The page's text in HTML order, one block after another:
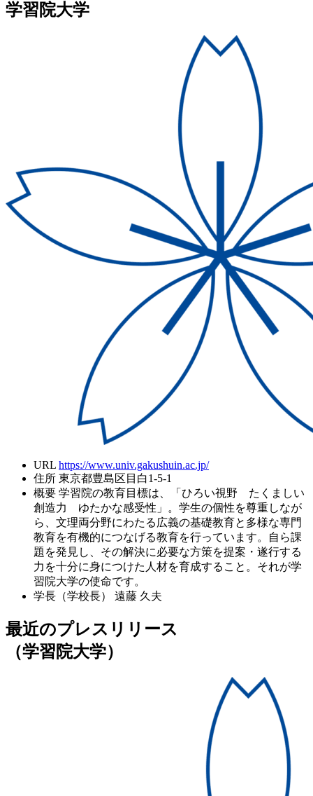
学習院大学
URL https://www.univ.gakushuin.ac.jp/
住所 東京都豊島区目白1-5-1
概要 学習院の教育目標は、「ひろい視野 たくましい
創造力 ゆたかな感受性」。学生の個性を尊重しなが
ら、文理両分野にわたる広義の基礎教育と多様な専門
教育を有機的につなげる教育を行っています。自ら課
題を発見し、その解決に必要な方策を提案・遂行する
力を十分に身につけた人材を育成すること。それが学
習院大学の使命です。
学長（学校長）
遠藤 久夫
最近のプレスリリース
（学習院大学）